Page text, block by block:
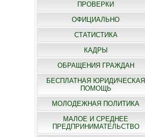
ПРОВЕРКИ
ОФИЦИАЛЬНО
СТАТИСТИКА
КАДРЫ
ОБРАЩЕНИЯ ГРАЖДАН
БЕСПЛАТНАЯ ЮРИДИЧЕСКАЯ
ПОМОЩЬ
МОЛОДЕЖНАЯ ПОЛИТИКА
МАЛОЕ И СРЕДНЕЕ
ПРЕДПРИНИМАТЕЛЬСТВО